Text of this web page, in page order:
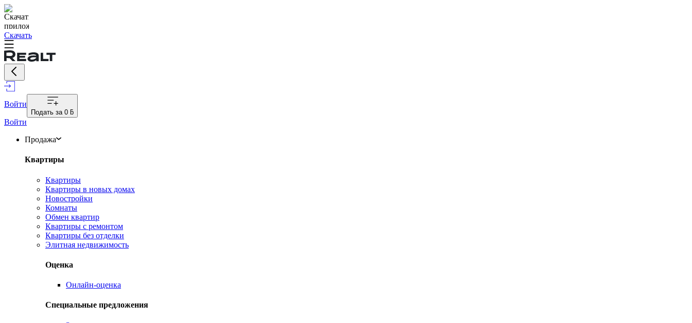
Скачать
Войти
Подать за 0 ƃ
Войти
Продажа
Квартиры
Квартиры
Квартиры в новых домах
Новостройки
Комнаты
Обмен квартир
Квартиры с ремонтом
Квартиры без отделки
Элитная недвижимость
Оценка
Онлайн-оценка
Специальные предложения